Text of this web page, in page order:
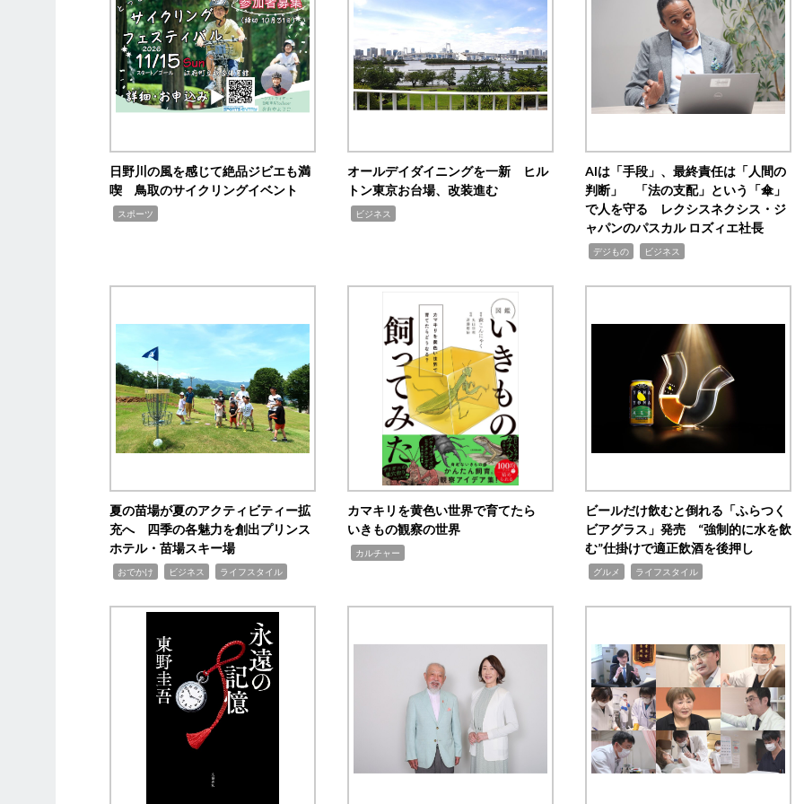
日野川の風を感じて絶品ジビエも満
喫 鳥取のサイクリングイベント
スポーツ
オールデイダイニングを一新 ヒル
トン東京お台場、改装進む
ビジネス
AIは「手段」、最終責任は「人間の
判断」 「法の支配」という「傘」
で人を守る レクシスネクシス・ジ
ャパンのパスカル ロズィエ社長
デジもの ビジネス
夏の苗場が夏のアクティビティー拡
充へ 四季の各魅力を創出プリンス
ホテル・苗場スキー場
おでかけ ビジネス ライフスタイル
カマキリを黄色い世界で育てたら
いきもの観察の世界
カルチャー
ビールだけ飲むと倒れる「ふらつく
ビアグラス」発売 “強制的に水を飲
む”仕掛けで適正飲酒を後押し
グルメ ライフスタイル